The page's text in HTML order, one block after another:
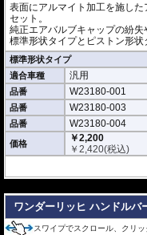
表面にアルマイト加工を施し
セット。
純正エアバルブキャップの紛失
標準形状タイプとピストン形状
標準形状タイプ
適合車種
汎用
品番 W23180-001
品番 W23180-003
品番 W23180-004
価格
￥2,200
￥2,420(税込)
ワンダーリッヒ ハンドル
スワイプでスクロール、クリ